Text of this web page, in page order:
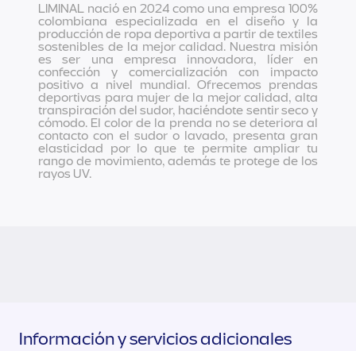
LIMINAL nació en 2024 como una empresa 100%
colombiana especializada en el diseño y la
producción de ropa deportiva a partir de textiles
sostenibles de la mejor calidad. Nuestra misión
es ser una empresa innovadora, líder en
confección y comercialización con impacto
positivo a nivel mundial. Ofrecemos prendas
deportivas para mujer de la mejor calidad, alta
transpiración del sudor, haciéndote sentir seco y
cómodo. El color de la prenda no se deteriora al
contacto con el sudor o lavado, presenta gran
elasticidad por lo que te permite ampliar tu
rango de movimiento, además te protege de los
rayos UV.
Información y servicios adicionales